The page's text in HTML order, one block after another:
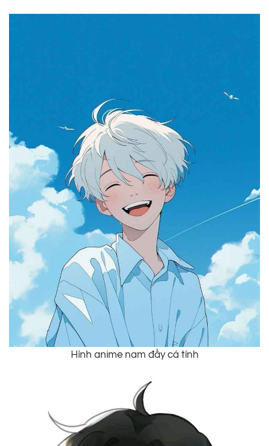
Hình anime nam đầy cá tính